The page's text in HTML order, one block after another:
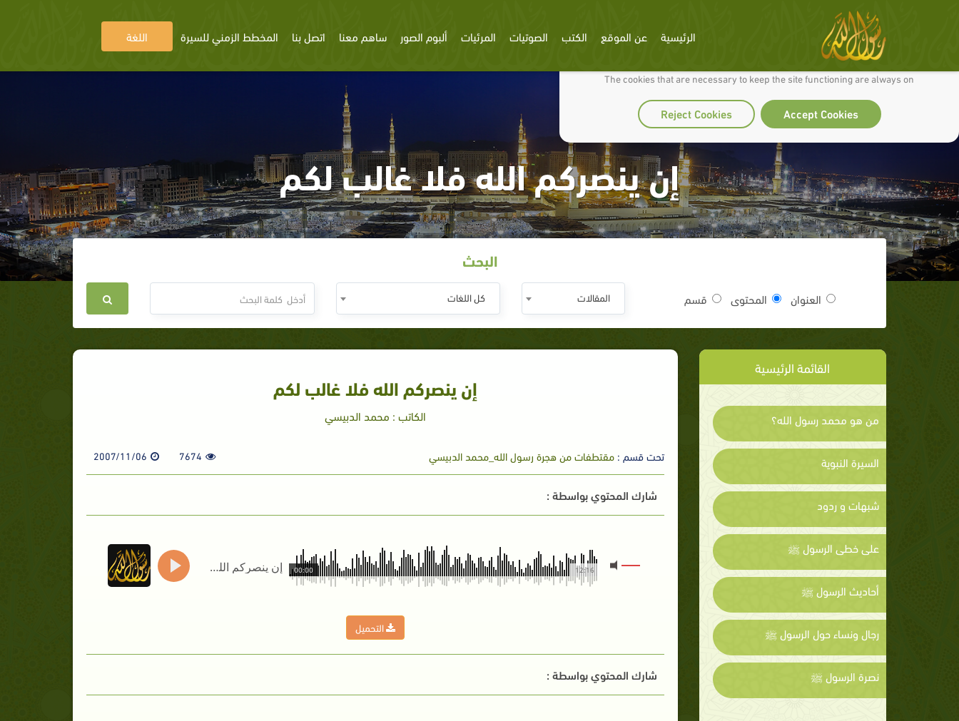
We use cookies to make our site work well for you and so we can continually improve it.
The cookies that are necessary to keep the site functioning are always on
Accept Cookies
Reject Cookies
الرئيسية عن الموقع الكتب الصوتيات المرئيات ألبوم الصور ساهم معنا اتصل بنا المخطط الزمني للسيرة اللغة
إن ينصركم الله فلا غالب لكم
البحث
العنوان المحتوى قسم المقالات كل اللغات
القائمة الرئيسية
من هو محمد رسول الله؟
السيرة النبوية
شبهات و ردود
على خطى الرسول ﷺ
أحاديث الرسول ﷺ
رجال ونساء حول الرسول ﷺ
نصرة الرسول ﷺ
إن ينصركم الله فلا غالب لكم
الكاتب : محمد الدبيسي
تحت قسم :مقتطفات من هجرة رسول الله_محمد الدبيسي 7674
2007/11/06
شارك المحتوي بواسطة :
إن ينصركم الله فلا غالب لكم 12:16
00:00
التحميل
شارك المحتوي بواسطة :